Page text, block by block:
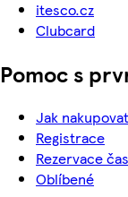
itesco.cz
Clubcard
Pomoc s
Jak nakupovat
Registrace
Rezervace
Oblíbené